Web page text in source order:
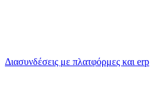
Διασυνδέσεις με πλατφόρμες και erp